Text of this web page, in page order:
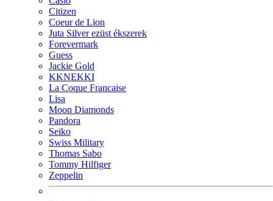
Citizen
Coeur de Lion
Juta Silver ezüst ékszerek
Forevermark
Guess
Jackie Gold
KKNEKKI
La Coque Francaise
Lisa
Moon Diamonds
Pandora
Seiko
Swiss Military
Thomas Sabo
Tommy Hilfiger
Zeppelin